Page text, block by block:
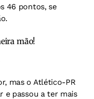
46 pontos, se
mão!
mas o Atlético-PR
e passou a ter mais